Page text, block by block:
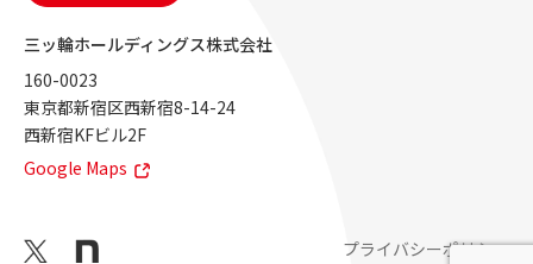
三ッ輪ホールディングス株式会社
160-0023
東京都新宿区西新宿8-14-24
西新宿KFビル2F
Google Maps
プライバシーポリシー